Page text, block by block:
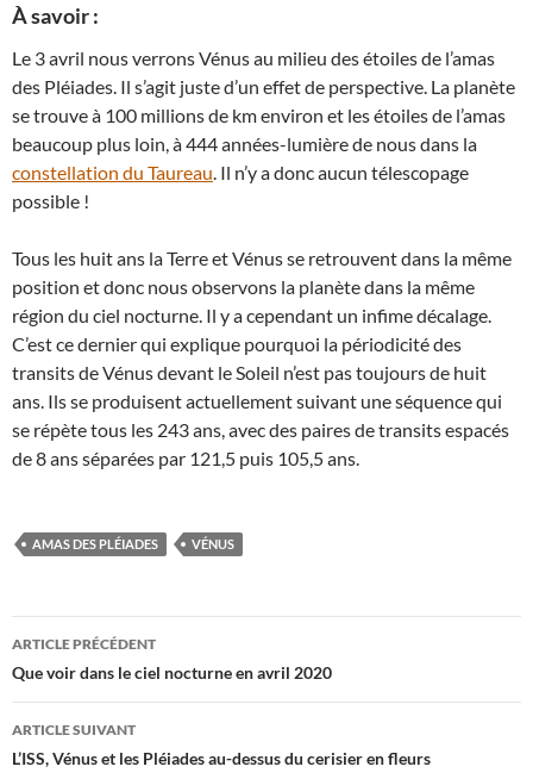
À savoir :
Le 3 avril nous verrons Vénus au milieu des étoiles de l’amas
des Pléiades. Il s’agit juste d’un effet de perspective. La planète
se trouve à 100 millions de km environ et les étoiles de l’amas
beaucoup plus loin, à 444 années-lumière de nous dans la
constellation du Taureau. Il n’y a donc aucun télescopage
possible !
Tous les huit ans la Terre et Vénus se retrouvent dans la même
position et donc nous observons la planète dans la même
région du ciel nocturne. Il y a cependant un infime décalage.
C’est ce dernier qui explique pourquoi la périodicité des
transits de Vénus devant le Soleil n’est pas toujours de huit
ans. Ils se produisent actuellement suivant une séquence qui
se répète tous les 243 ans, avec des paires de transits espacés
de 8 ans séparées par 121,5 puis 105,5 ans.
AMAS DES PLÉIADES VÉNUS
Navigation
des
articles
ARTICLE PRÉCÉDENT
Que voir dans le ciel nocturne en avril 2020
ARTICLE SUIVANT
L’ISS, Vénus et les Pléiades au-dessus du cerisier en fleurs